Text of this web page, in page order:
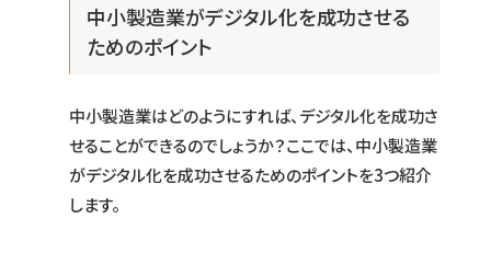
中小製造業がデジタル化を成功させる
ためのポイント
中小製造業はどのようにすれば、デジタル化を成功さ
せることができるのでしょうか？ここでは、中小製造業
がデジタル化を成功させるためのポイントを3つ紹介
します。